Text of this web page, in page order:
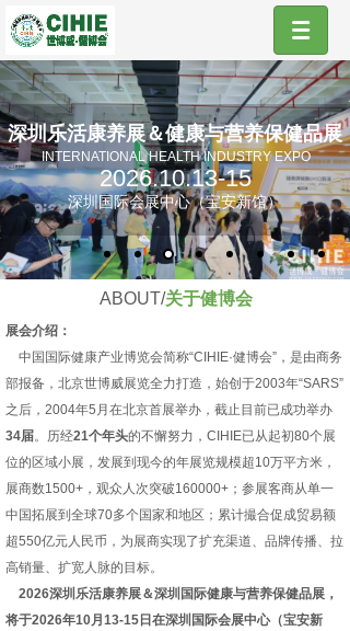
深圳乐活康养展＆健康与营养保健品展
INTERNATIONAL HEALTH INDUSTRY EXPO
2026.10.13-15
深圳国际会展中心（宝安新馆）
ABOUT/关于健博会
展会介绍：
中国国际健康产业博览会简称“CIHIE·健博会”，是由商务
部报备，北京世博威展览全力打造，始创于2003年“SARS”
之后，2004年5月在北京首展举办，截止目前已成功举办
34届。历经21个年头的不懈努力，CIHIE已从起初80个展
位的区域小展，发展到现今的年展览规模超10万平方米，
展商数1500+，观众人次突破160000+；参展客商从单一
中国拓展到全球70多个国家和地区；累计撮合促成贸易额
超550亿元人民币，为展商实现了扩充渠道、品牌传播、拉
高销量、扩宽人脉的目标。
2026深圳乐活康养展＆深圳国际健康与营养保健品展，
将于2026年10月13-15日在深圳国际会展中心（宝安新